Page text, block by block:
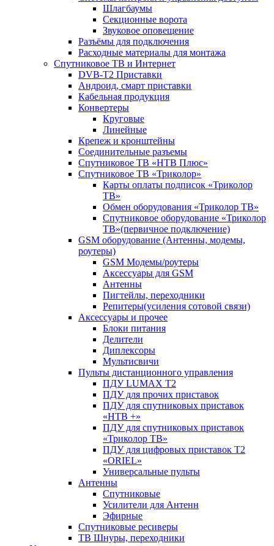
Шлагбаумы
Секционные ворота
Звуковое оповещение
Разъёмы для подключения
Расходные материалы для монтажа
Спутниковое ТВ и Интернет
DVB-Т2 Приставки
Андроид, смарт приставки
Кабельная продукция
Конвертеры
Круговые
Линейные
Крепеж и кронштейны
Соединительные разъемы
Спутниковое ТВ «НТВ Плюс»
Спутниковое ТВ «Триколор»
Карты оплаты подписок «Триколор
ТВ»
Обмен оборудования «Триколор ТВ»
Спутниковое оборудование «Триколор
ТВ»(первичное подключение)
GSM оборудование (Антенны, модемы,
роутеры)
GSM Модемы/роутеры
Аксессуары для GSM
Антенны
Пигтейлы, переходники
Репитеры(усиления сотовой связи)
Аксессуары и прочее
Блоки питания
Делители
Диплексоры
Мультисвичи
Пульты дистанционного управления
ПДУ LUMAX Т2
ПДУ для прочих приставок
ПДУ для спутниковых приставок
«НТВ +»
ПДУ для спутниковых приставок
«Триколор ТВ»
ПДУ для цифровых приставок Т2
«ORIEL»
Универсальные пульты
Антенны
Спутниковые
Усилители для Антенн
Эфирные
Спутниковые ресиверы
ТВ Шнуры, переходники